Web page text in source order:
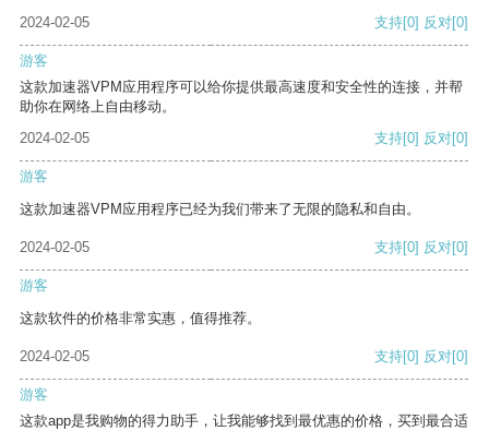
2024-02-05 支持[0] 反对[0]
游客
这款加速器VPM应用程序可以给你提供最高速度和安全性的连接，并帮
助你在网络上自由移动。
2024-02-05
支持[0] 反对[0]
游客
这款加速器VPM应用程序已经为我们带来了无限的隐私和自由。
2024-02-05 支持[0] 反对[0]
游客
这款软件的价格非常实惠，值得推荐。
2024-02-05 支持[0] 反对[0]
游客
这款app是我购物的得力助手，让我能够找到最优惠的价格，买到最合适